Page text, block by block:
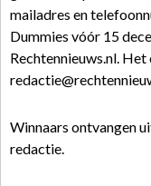
mailadres en
Dummies vóór 15
Rechtennieuws.nl. Het
Winnaars ontvangen
redactie.